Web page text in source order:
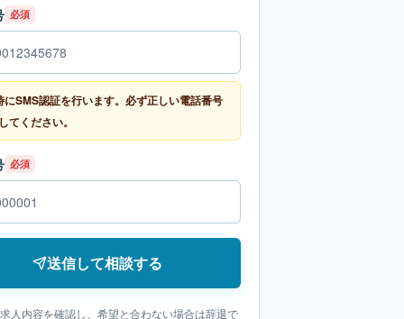
必須
にSMS認証を行います。必ず正しい電話番号
てください。
必須
送信して相談する
人内容を確認し、希望と合わない場合は辞退で